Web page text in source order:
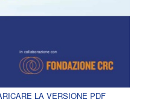
LA VERSIONE PDF